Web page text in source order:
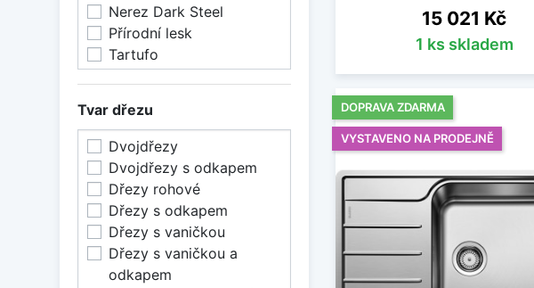
Nerez Dark Steel
Přírodní lesk
Tartufo
Zářivě bílá
Šedá skála
Šedá vulkán
Tvar dřezu
Dvojdřezy
Dvojdřezy s odkapem
Dřezy rohové
Dřezy s odkapem
Dřezy s vaničkou
Dřezy s vaničkou a
odkapem
Cena
15 021 Kč
1 ks skladem
DOPRAVA ZDARMA
VYSTAVENO NA PRODEJNĚ